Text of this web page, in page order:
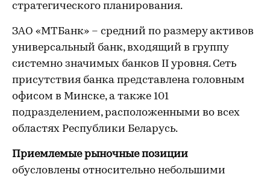
стратегического планирования.
ЗАО «МТБанк» – средний по размеру активов
универсальный банк, входящий в группу
системно значимых банков II уровня. Сеть
присутствия банка представлена головным
офисом в Минске, а также 101
подразделением, расположенными во всех
областях Республики Беларусь.
Приемлемые рыночные позиции
обусловлены относительно небольшими